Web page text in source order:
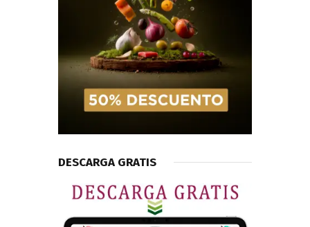
DESCARGA GRATIS